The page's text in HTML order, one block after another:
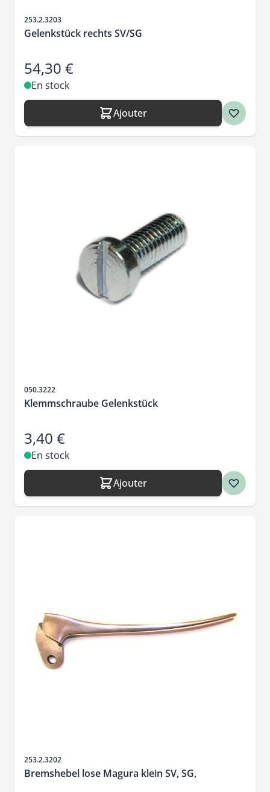
SKU
253.2.3203
Gelenkstück rechts SV/SG
54,30 €
En stock
Ajouter
SKU
050.3222
Klemmschraube Gelenkstück
3,40 €
En stock
Ajouter
SKU
253.2.3202
Bremshebel lose Magura klein SV, SG,